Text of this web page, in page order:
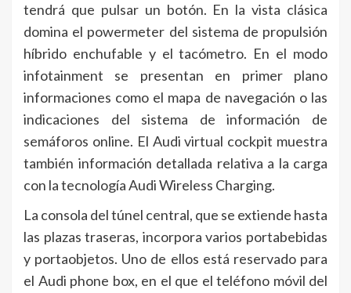
tendrá que pulsar un botón. En la vista clásica
domina el powermeter del sistema de propulsión
híbrido enchufable y el tacómetro. En el modo
infotainment se presentan en primer plano
informaciones como el mapa de navegación o las
indicaciones del sistema de información de
semáforos online. El Audi virtual cockpit muestra
también información detallada relativa a la carga
con la tecnología Audi Wireless Charging.
La consola del túnel central, que se extiende hasta
las plazas traseras, incorpora varios portabebidas
y portaobjetos. Uno de ellos está reservado para
el Audi phone box, en el que el teléfono móvil del